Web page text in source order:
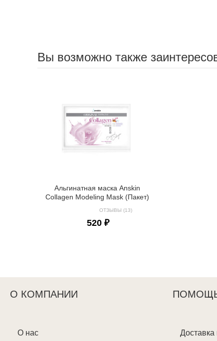
Вы возможно также
Альгинатная маска Anskin
Collagen Modeling Mask (Пакет)
ОТЗЫВЫ (13)
520 ₽
О КОМПАНИИ
О нас Доставка